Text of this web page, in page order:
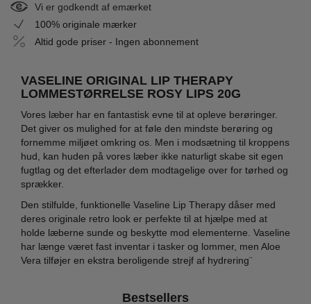
Vi er godkendt af emærket
100% originale mærker
Altid gode priser - Ingen abonnement
VASELINE ORIGINAL LIP THERAPY
LOMMESTØRRELSE ROSY LIPS 20G
Vores læber har en fantastisk evne til at opleve berøringer.
Det giver os mulighed for at føle den mindste berøring og
fornemme miljøet omkring os. Men i modsætning til kroppens
hud, kan huden på vores læber ikke naturligt skabe sit egen
fugtlag og det efterlader dem modtagelige over for tørhed og
sprækker.
Den stilfulde, funktionelle Vaseline Lip Therapy dåser med
deres originale retro look er perfekte til at hjælpe med at
holde læberne sunde og beskytte mod elementerne. Vaseline
har længe været fast inventar i tasker og lommer, men Aloe
Vera tilføjer en ekstra beroligende strejf af hydrering¨
Bestsellers